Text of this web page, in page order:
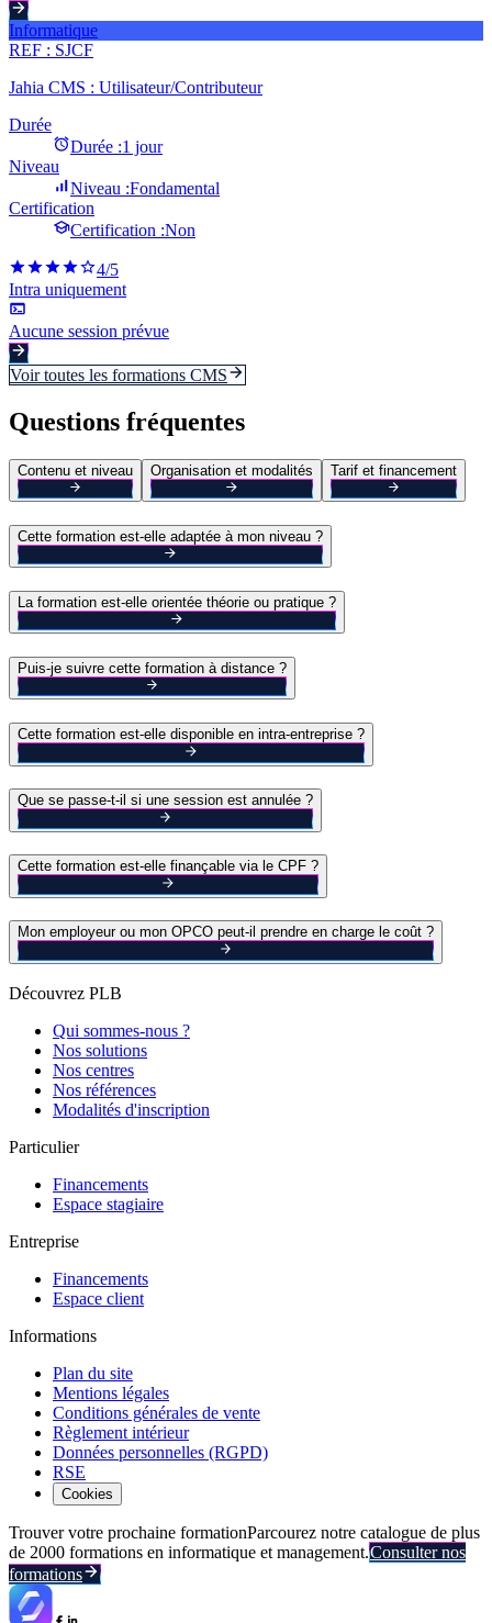
Informatique
REF : SJCF
Jahia CMS : Utilisateur/Contributeur
Durée
Durée :1 jour
Niveau
Niveau :Fondamental
Certification
Certification :Non
4/5
Intra uniquement
Aucune session prévue
Voir toutes les formations CMS
Questions fréquentes
Contenu et niveau Organisation et modalités Tarif et financement
Cette formation est-elle adaptée à mon niveau ?
La formation est-elle orientée théorie ou pratique ?
Puis-je suivre cette formation à distance ?
Cette formation est-elle disponible en intra-entreprise ?
Que se passe-t-il si une session est annulée ?
Cette formation est-elle finançable via le CPF ?
Mon employeur ou mon OPCO peut-il prendre en charge le coût ?
Découvrez PLB
Qui sommes-nous ?
Nos solutions
Nos centres
Nos références
Modalités d'inscription
Particulier
Financements
Espace stagiaire
Entreprise
Financements
Espace client
Informations
Plan du site
Mentions légales
Conditions générales de vente
Règlement intérieur
Données personnelles (RGPD)
RSE
Cookies
Trouver votre prochaine formationParcourez notre catalogue de plus
de 2000 formations en informatique et management.Consulter nos
formations